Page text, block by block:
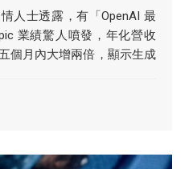
人士透露，有「OpenAI 最
業績驚人噴發，年化營收
個月內大增兩倍，顯示生成